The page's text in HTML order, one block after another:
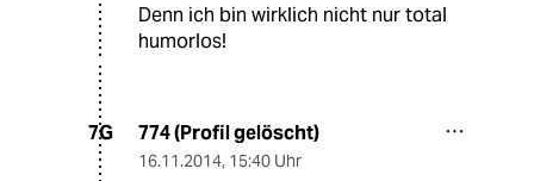
Denn ich bin wirklich nicht nur total
humorlos!
7G 774 (Profil gelöscht)
16.11.2014, 15:40 Uhr